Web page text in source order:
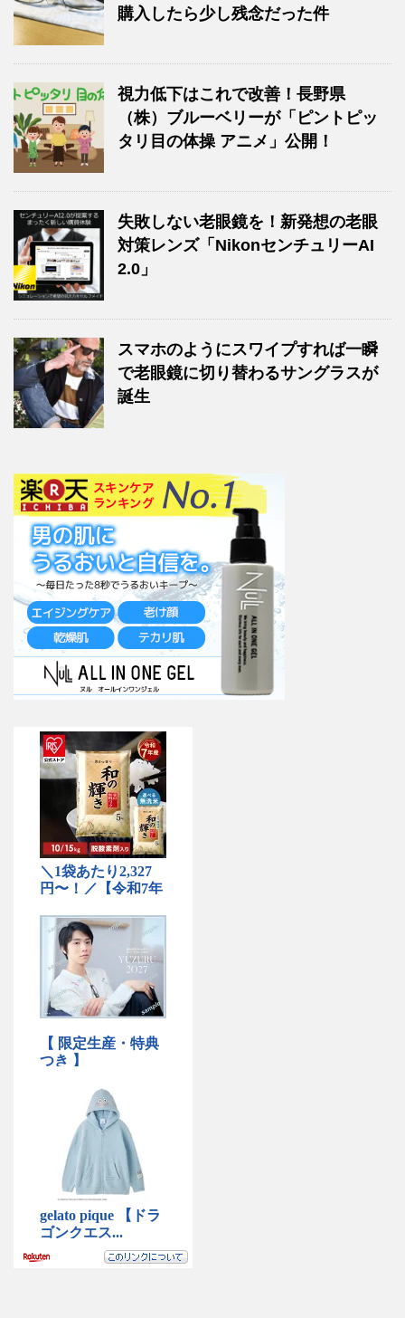
購入したら少し残念だった件
視力低下はこれで改善！長野県
（株）ブルーベリーが「ピントピッ
タリ目の体操 アニメ」公開！
失敗しない老眼鏡を！新発想の老眼
対策レンズ「NikonセンチュリーAI
2.0」
スマホのようにスワイプすれば一瞬
で老眼鏡に切り替わるサングラスが
誕生